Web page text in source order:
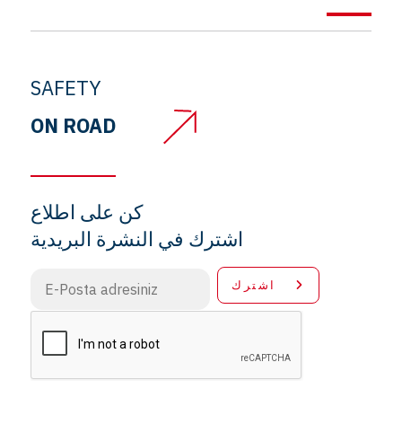
SAFETY
ON ROAD
كن على اطلاع
اشترك في النشرة البريدية